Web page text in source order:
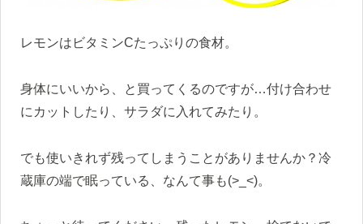
レモンはビタミンCたっぷりの食材。
身体にいいから、と買ってくるのですが…付け合わせ
にカットしたり、サラダに入れてみたり。
でも使いきれず残ってしまうことがありませんか？冷
蔵庫の端で眠っている、なんて事も(>_<)。